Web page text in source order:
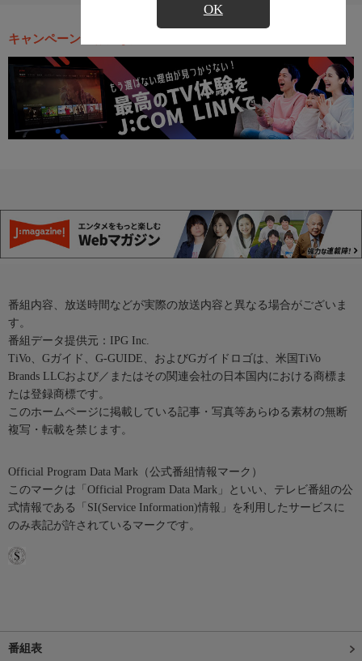
OK
キャンペーン・お得な情報
番組内容、放送時間などが実際の放送内容と異なる場合がございま
す。
番組データ提供元：IPG Inc.
TiVo、Gガイド、G-GUIDE、およびGガイドロゴは、米国TiVo
Brands LLCおよび／またはその関連会社の日本国内における商標ま
たは登録商標です。
このホームページに掲載している記事・写真等あらゆる素材の無断
複写・転載を禁じます。
Official Program Data Mark（公式番組情報マーク）
このマークは「Official Program Data Mark」といい、テレビ番組の公
式情報である「SI(Service Information)情報」を利用したサービスに
のみ表記が許されているマークです。
番組表